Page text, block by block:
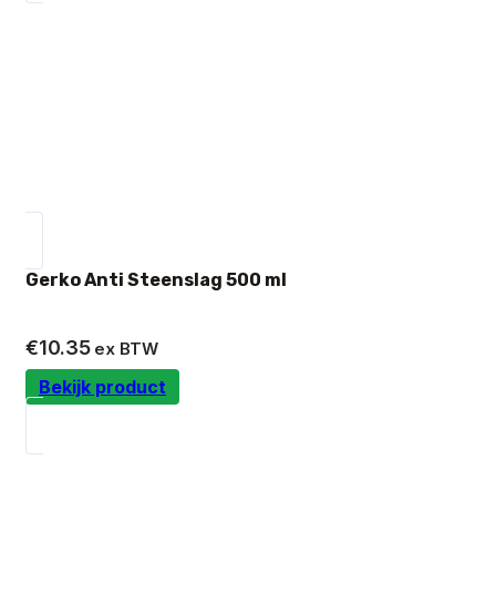
Gerko Anti Steenslag 500 ml
€10.35 ex BTW
Bekijk product